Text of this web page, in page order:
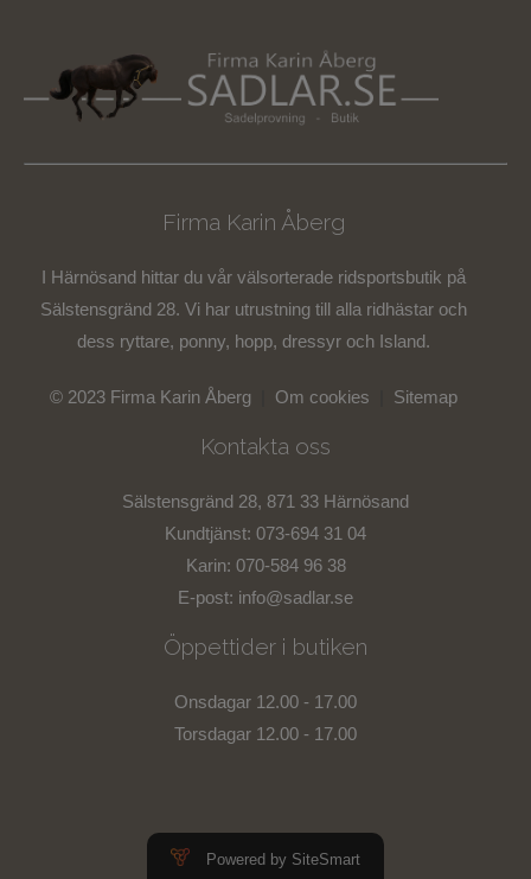
Firma Karin Åberg
I Härnösand hittar du vår välsorterade ridsportsbutik på
Sälstensgränd 28. Vi har utrustning till alla ridhästar och
dess ryttare, ponny, hopp, dressyr och Island.
© 2023 Firma Karin Åberg Om cookies Sitemap
Kontakta oss
Sälstensgränd 28, 871 33 Härnösand
Kundtjänst: 073-694 31 04
Karin: 070-584 96 38
E-post: info@sadlar.se
Öppettider i butiken
Onsdagar 12.00 - 17.00
Torsdagar 12.00 - 17.00
Powered by SiteSmart